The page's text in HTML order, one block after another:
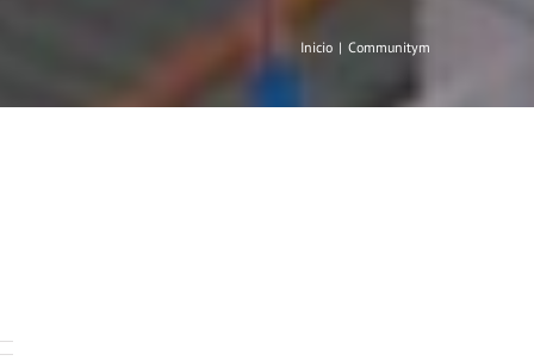
Inicio | Communitym